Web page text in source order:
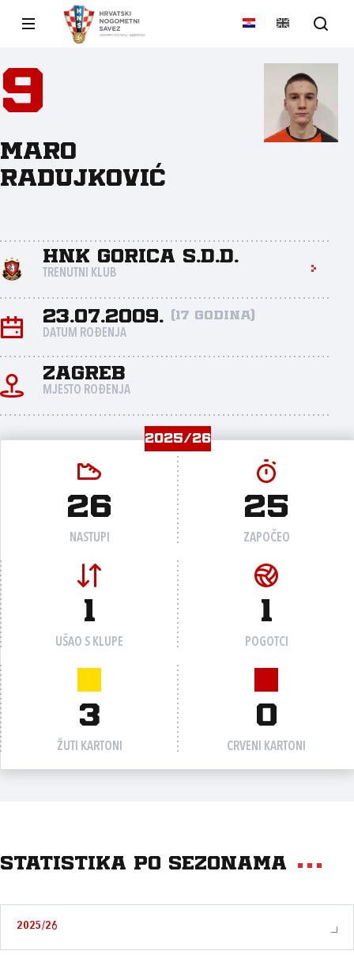
9
Maro
Radujković
HNK Gorica s.d.d.
TRENUTNI KLUB
23.07.2009. (17 godina)
DATUM ROĐENJA
Zagreb
MJESTO ROĐENJA
2025/26
26
NASTUPI
25
ZAPOČEO
1
UŠAO S KLUPE
1
POGOTCI
3
ŽUTI KARTONI
0
CRVENI KARTONI
Statistika po sezonama
2025/26